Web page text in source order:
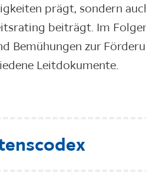
prägt, sondern
beiträgt. Im
Bemühungen zur
Leitdokumente.